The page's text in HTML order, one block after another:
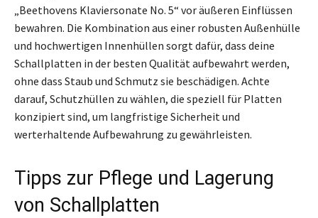
„Beethovens Klaviersonate No. 5“ vor äußeren Einflüssen
bewahren. Die Kombination aus einer robusten Außenhülle
und hochwertigen Innenhüllen sorgt dafür, dass deine
Schallplatten in der besten Qualität aufbewahrt werden,
ohne dass Staub und Schmutz sie beschädigen. Achte
darauf, Schutzhüllen zu wählen, die speziell für Platten
konzipiert sind, um langfristige Sicherheit und
werterhaltende Aufbewahrung zu gewährleisten.
Tipps zur Pflege und Lagerung
von Schallplatten